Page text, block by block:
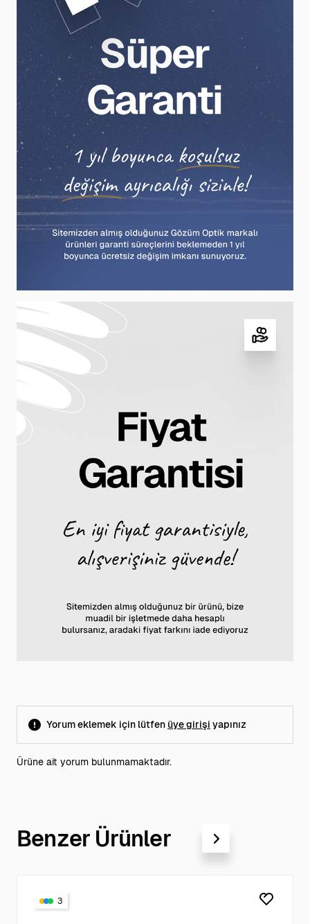
Yorum eklemek için lütfen üye girişi yapınız
Ürüne ait yorum bulunmamaktadır.
Benzer Ürünler
3